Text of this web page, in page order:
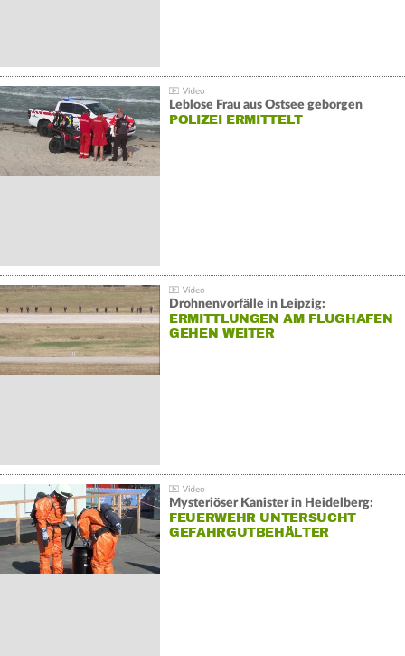
Leblose Frau aus Ostsee geborgen
POLIZEI ERMITTELT
Drohnenvorfälle in Leipzig:
ERMITTLUNGEN AM FLUGHAFEN
GEHEN WEITER
Mysteriöser Kanister in Heidelberg:
FEUERWEHR UNTERSUCHT
GEFAHRGUTBEHÄLTER